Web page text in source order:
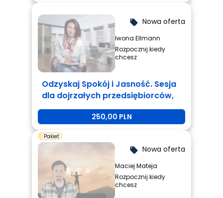
local_offer Nowa oferta
Iwona Ellmann
Rozpocznij kiedy
chcesz
Odzyskaj Spokój i Jasność. Sesja
dla dojrzałych przedsiębiorców,
którzy są zmęczeni i potrzebują
250,00 PLN
Pakiet
local_offer Nowa oferta
Maciej Mateja
Rozpocznij kiedy
chcesz